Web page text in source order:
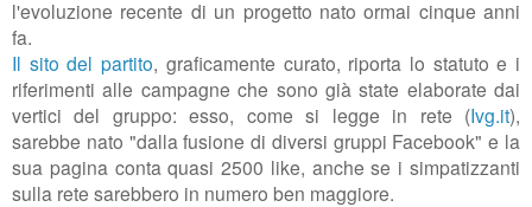
l'evoluzione recente di un progetto nato ormai cinque anni
fa.
Il sito del partito, graficamente curato, riporta lo statuto e i
riferimenti alle campagne che sono già state elaborate dai
vertici del gruppo: esso, come si legge in rete (Ivg.it),
sarebbe nato "dalla fusione di diversi gruppi Facebook" e la
sua pagina conta quasi 2500 like, anche se i simpatizzanti
sulla rete sarebbero in numero ben maggiore.